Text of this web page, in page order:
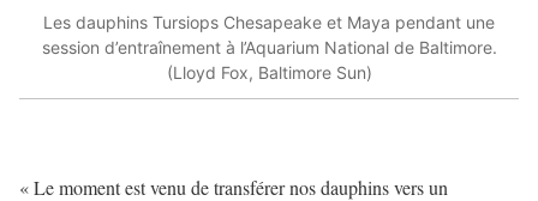
Les dauphins Tursiops Chesapeake et Maya pendant une
session d’entraînement à l’Aquarium National de Baltimore.
(Lloyd Fox, Baltimore Sun)
« Le moment est venu de transférer nos dauphins vers un